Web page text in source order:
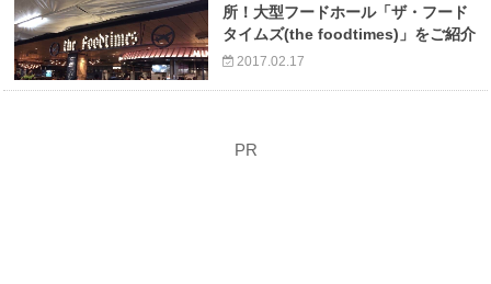
所！大型フードホール「ザ・フード
タイムズ(the foodtimes)」をご紹介
2017.02.17
PR